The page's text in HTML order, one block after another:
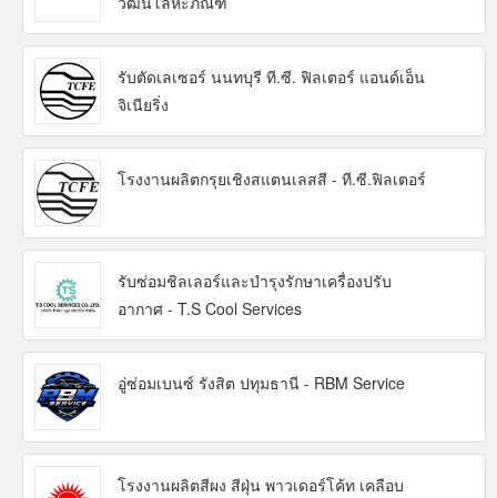
รับตัดเลเซอร์ นนทบุรี ที.ซี. ฟิลเตอร์ แอนด์เอ็น
จิเนียริ่ง
โรงงานผลิตกรุยเชิงสแตนเลสสี - ที.ซี.ฟิลเตอร์
รับซ่อมชิลเลอร์และบำรุงรักษาเครื่องปรับ
อากาศ - T.S Cool Services
อู่ซ่อมเบนซ์ รังสิต ปทุมธานี - RBM Service
โรงงานผลิตสีผง สีฝุ่น พาวเดอร์โค้ท เคลือบ